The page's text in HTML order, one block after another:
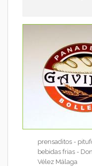
prensaditos -
bebidas frias -
Vélez Málaga